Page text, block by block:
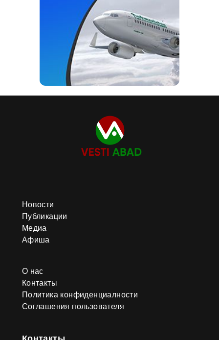
Новости
Публикации
Медиа
Афиша
О нас
Контакты
Политика конфиденциалности
Соглашения пользователя